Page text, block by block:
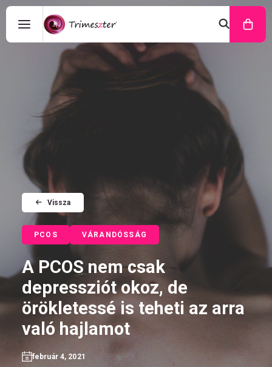
HU
Vissza
PCOS VÁRANDÓSSÁG
A PCOS nem csak
depressziót okoz, de
örökletessé is teheti az arra
való hajlamot
február 4, 2021